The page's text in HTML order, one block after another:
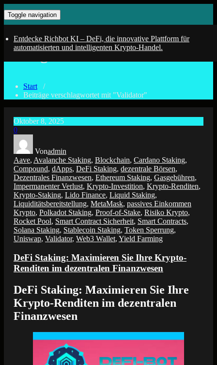
Inhalt
springen
KI-Trading mit Deinem DeFi –
Bot
kopiere erfolgreiche Wallets von den DeFi Profis
Toggle navigation
Entdecke Richbot KI – DeFi, die innovative Plattform für
automatisierten und intelligenten Krypto-Handel.
Schlagwort-Archiv Validator
Start /
Beiträge verschlagwortet mit "Validator"
Oktober 8, 2025
0
Vonadmin
Aave, Avalanche Staking, Blockchain, Cardano Staking,
Compound, dApps, DeFi Staking, dezentrale Börsen,
Dezentrales Finanzwesen, Ethereum Staking, Gasgebühren,
Impermanenter Verlust, Krypto-Investition, Krypto-Renditen,
Krypto-Staking, Lido Finance, Liquid Staking,
Liquiditätsbereitstellung, MetaMask, passives Einkommen
Krypto, Polkadot Staking, Proof-of-Stake, Risiko Krypto,
Rocket Pool, Smart Contract Sicherheit, Smart Contracts,
Solana Staking, Stablecoin Staking, Token Sperrung,
Uniswap, Validator, Web3 Wallet, Yield Farming
DeFi Staking: Maximieren Sie Ihre Krypto-
Renditen im dezentralen Finanzwesen
DeFi Staking: Maximieren Sie Ihre
Krypto-Renditen im dezentralen
Finanzwesen